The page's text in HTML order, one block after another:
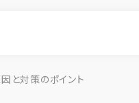
と対策のポイント